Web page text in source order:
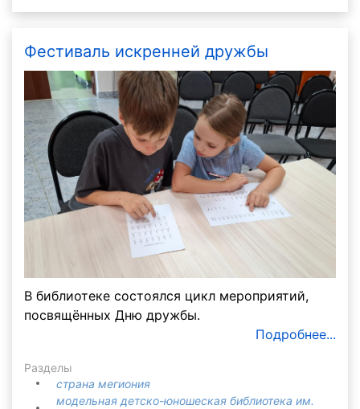
Фестиваль искренней дружбы
В библиотеке состоялся цикл мероприятий,
посвящённых Дню дружбы.
Подробнее...
Разделы
страна мегиония
модельная детско-юношеская библиотека им.